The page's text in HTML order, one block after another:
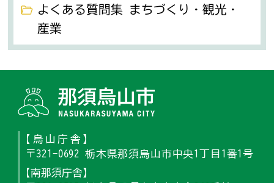
よくある質問集 まちづくり・観光・
産業
【烏山庁舎】
〒321-0692 栃木県那須烏山市中央1丁目1番1号
【南那須庁舎】